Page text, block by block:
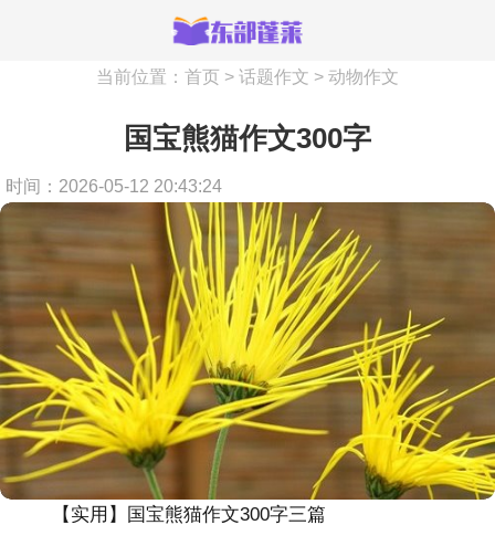
当前位置： 首页 > 话题作文 > 动物作文
国宝熊猫作文300字
时间：2026-05-12 20:43:24
【实用】国宝熊猫作文300字三篇